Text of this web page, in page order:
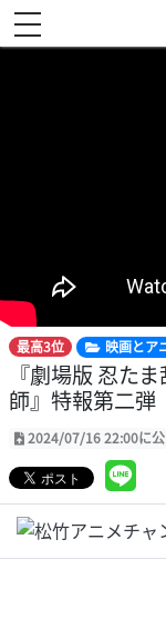
toggle navigation
最高3位 映画とア
『劇場版 忍た
師』特報第二弾
2024/07/16 22:00に